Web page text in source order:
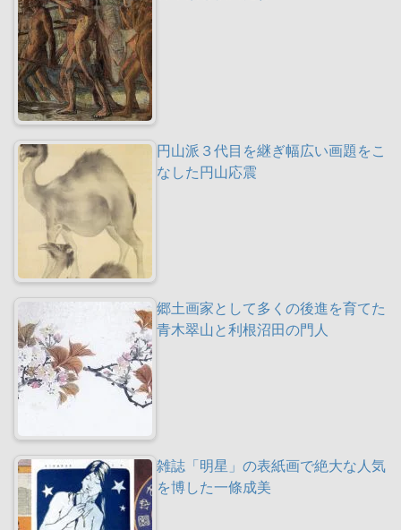
円山派３代目を継ぎ幅広い画題をこ
なした円山応震
郷土画家として多くの後進を育てた
青木翠山と利根沼田の門人
雑誌「明星」の表紙画で絶大な人気
を博した一條成美